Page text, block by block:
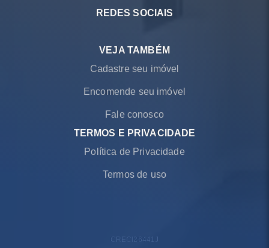
REDES SOCIAIS
VEJA TAMBÉM
Cadastre seu imóvel
Encomende seu imóvel
Fale conosco
TERMOS E PRIVACIDADE
Política de Privacidade
Termos de uso
CRECI 26441J